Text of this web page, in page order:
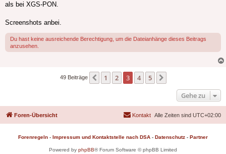
als bei XGS-PON.
Screenshots anbei.
Du hast keine ausreichende Berechtigung, um die Dateianhänge dieses Beitrags
anzusehen.
49 Beiträge Vorherige
1 2 3 4 5
Gehe zu
Foren-Übersicht Alle Zeiten sind UTC+02:00
Kontakt
Forenregeln - Impressum und Kontaktstelle nach DSA - Datenschutz - Partner
Powered by phpBB® Forum Software © phpBB Limited